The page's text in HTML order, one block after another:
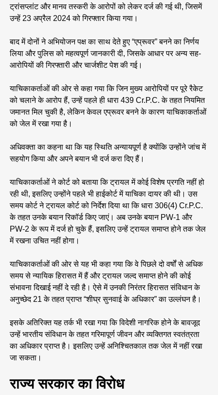
ट्रांसप्लांट और मानव तस्करी के आरोपों को लेकर दर्ज की गई थी, जिसमें
उन्हें 23 अप्रैल 2024 को गिरफ्तार किया गया।
बाद में दोनों ने अभियोजन पक्ष का साथ देते हुए “एप्रूवर” बनने का निर्णय
लिया और पुलिस को महत्वपूर्ण जानकारी दी, जिसके आधार पर अन्य सह-
आरोपियों की गिरफ्तारी और चार्जशीट पेश की गई।
याचिकाकर्ताओं की ओर से कहा गया कि जिन मुख्य आरोपियों पर पूरे रैकेट
को चलाने के आरोप हैं, उन्हें पहले ही धारा 439 Cr.P.C. के तहत नियमित
जमानत मिल चुकी है, लेकिन केवल एप्रूवर बनने के कारण याचिकाकर्ताओं
को जेल में रखा गया है।
अधिवक्ता का कहना था कि यह स्थिति अन्यायपूर्ण है क्योंकि उन्होंने जांच में
सहयोग किया और अपने बयान भी दर्ज करा दिए हैं।
याचिकाकर्ताओं ने कोर्ट को बताया कि ट्रायल में कोई विशेष प्रगति नहीं हो
रही थी, इसलिए उन्होंने पहले भी हाईकोर्ट में याचिका दायर की थी। उस
समय कोर्ट ने ट्रायल कोर्ट को निर्देश दिया था कि धारा 306(4) Cr.P.C.
के तहत उनके बयान रिकॉर्ड किए जाएं। अब उनके बयान PW-1 और
PW-2 के रूप में दर्ज हो चुके हैं, इसलिए उन्हें ट्रायल समाप्त होने तक जेल
में रखना उचित नहीं होगा।
याचिकाकर्ताओं की ओर से यह भी कहा गया कि वे पिछले दो वर्षों से अधिक
समय से न्यायिक हिरासत में हैं और ट्रायल जल्द समाप्त होने की कोई
संभावना दिखाई नहीं दे रही है। ऐसे में उनकी निरंतर हिरासत संविधान के
अनुच्छेद 21 के तहत प्राप्त “शीघ्र सुनवाई के अधिकार” का उल्लंघन है।
इसके अतिरिक्त यह तर्क भी रखा गया कि विदेशी नागरिक होने के बावजूद
उन्हें भारतीय संविधान के तहत गरिमापूर्ण जीवन और व्यक्तिगत स्वतंत्रता
का अधिकार प्राप्त है। इसलिए उन्हें अनिश्चितकाल तक जेल में नहीं रखा
जा सकता।
राज्य सरकार का विरोध